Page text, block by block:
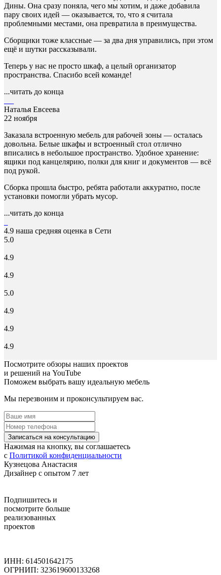
Дины. Она сразу поняла, чего мы хотим, и даже добавила
пару своих идей — оказывается, то, что я считала
проблемными местами, она превратила в преимущества.
Сборщики тоже классные — за два дня управились, при этом
ещё и шутки рассказывали.
Теперь у нас не просто шкаф, а целый организатор
пространства. Спасибо всей команде!
...читать до конца
Наталья Евсеева
22 ноября
Заказала встроенную мебель для рабочей зоны — осталась
довольна. Белые шкафы и встроенный стол отлично
вписались в небольшое пространство. Удобное хранение:
ящики под канцелярию, полки для книг и документов — всё
под рукой.
Сборка прошла быстро, ребята работали аккуратно, после
установки помогли убрать мусор.
...читать до конца
4.9 наша средняя оценка в Сети
5.0
4.9
4.9
5.0
4.9
4.9
4.9
Посмотрите обзоры наших проектов
и решений на YouTube
Поможем выбрать вашу идеальную мебель
Мы перезвоним и проконсультируем вас.
Записаться на консультацию
Нажимая на кнопку, вы соглашаетесь
с Политикой конфиденциальности
Кузнецова Анастасия
Дизайнер с опытом 7 лет
Подпишитесь и
посмотрите больше
реализованных
проектов
ИНН: 614501642175
ОГРНИП: 323619600133268